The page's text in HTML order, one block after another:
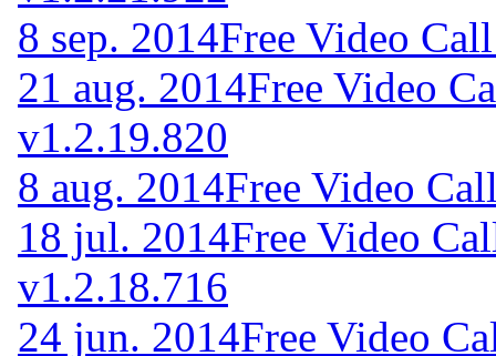
8 sep. 2014Free Video
21 aug. 2014Free Video
v1.2.19.820
8 aug. 2014Free Video
18 jul. 2014Free Video
v1.2.18.716
24 jun. 2014Free Video